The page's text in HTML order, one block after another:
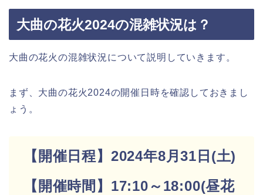
大曲の花火2024の混雑状況は？
大曲の花火の混雑状況について説明していきます。
まず、大曲の花火2024の開催日時を確認しておきまし
ょう。
【開催日程】2024年8月31日(土)
【開催時間】17:10～18:00(昼花